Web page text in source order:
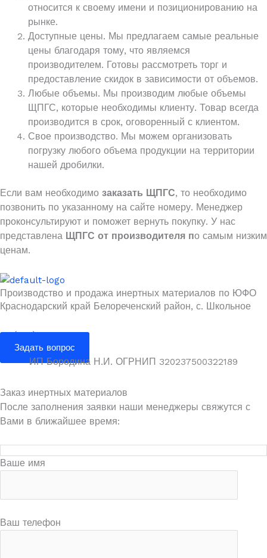
относится к своему имени и позиционированию на
рынке.
Доступные цены. Мы предлагаем самые реальные
цены благодаря тому, что являемся
производителем. Готовы рассмотреть торг и
предоставление скидок в зависимости от объемов.
Любые объемы. Мы производим любые объемы
ЩПГС, которые необходимы клиенту. Товар всегда
производится в срок, оговоренный с клиентом.
Свое производство. Мы можем организовать
погрузку любого объема продукции на территории
нашей дробилки.
Если вам необходимо заказать ЩПГС, то необходимо
позвонить по указанному на сайте номеру. Менеджер
проконсультируют и поможет вернуть покупку. У нас
представлена ЩПГС от производителя по самым низким
ценам.
Производство и продажа инертных материалов по ЮФО
Краснодарский край Белореченский район, с. Школьное
+7 (988) 080-23-70
Задать вопрос
ИП Бородина Н.И. ОГРНИП 320237500322189
Заказ инертных материалов
После заполнения заявки наши менеджеры свяжутся с
Вами в ближайшее время:
Ваше имя
Ваш телефон